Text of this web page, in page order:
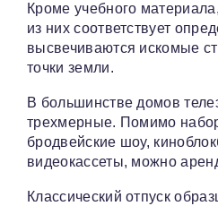
Кроме учебного
из них соответствует
высвечиваются искомые
точки земли.
В большинстве домов
трехмерные. Помимо
бродвейские шоу,
видеокассеты, можно
Классический отпуск